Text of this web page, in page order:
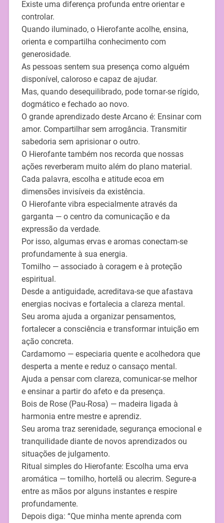
Existe uma diferença profunda entre orientar e
controlar.
Quando iluminado, o Hierofante acolhe, ensina,
orienta e compartilha conhecimento com
generosidade.
As pessoas sentem sua presença como alguém
disponível, caloroso e capaz de ajudar.
Mas, quando desequilibrado, pode tornar-se rígido,
dogmático e fechado ao novo.
O grande aprendizado deste Arcano é: Ensinar com
amor. Compartilhar sem arrogância. Transmitir
sabedoria sem aprisionar o outro.
O Hierofante também nos recorda que nossas
ações reverberam muito além do plano material.
Cada palavra, escolha e atitude ecoa em
dimensões invisíveis da existência.
O Hierofante vibra especialmente através da
garganta — o centro da comunicação e da
expressão da verdade.
Por isso, algumas ervas e aromas conectam-se
profundamente à sua energia.
Tomilho — associado à coragem e à proteção
espiritual.
Desde a antiguidade, acreditava-se que afastava
energias nocivas e fortalecia a clareza mental.
Seu aroma ajuda a organizar pensamentos,
fortalecer a consciência e transformar intuição em
ação concreta.
Cardamomo — especiaria quente e acolhedora que
desperta a mente e reduz o cansaço mental.
Ajuda a pensar com clareza, comunicar-se melhor
e ensinar a partir do afeto e da presença.
Bois de Rose (Pau-Rosa) — madeira ligada à
harmonia entre mestre e aprendiz.
Seu aroma traz serenidade, segurança emocional e
tranquilidade diante de novos aprendizados ou
situações de julgamento.
Ritual simples do Hierofante: Escolha uma erva
aromática — tomilho, hortelã ou alecrim. Segure-a
entre as mãos por alguns instantes e respire
profundamente.
Depois diga: “Que minha mente aprenda com